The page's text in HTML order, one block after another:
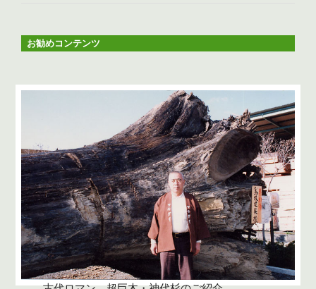
お勧めコンテンツ